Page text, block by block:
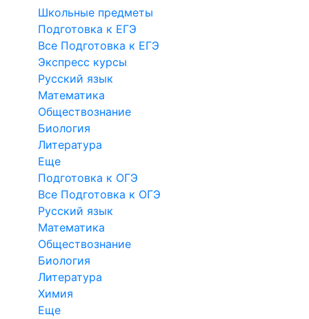
Школьные предметы
Подготовка к ЕГЭ
Все Подготовка к ЕГЭ
Экспресс курсы
Русский язык
Математика
Обществознание
Биология
Литература
Еще
Подготовка к ОГЭ
Все Подготовка к ОГЭ
Русский язык
Математика
Обществознание
Биология
Литература
Химия
Еще